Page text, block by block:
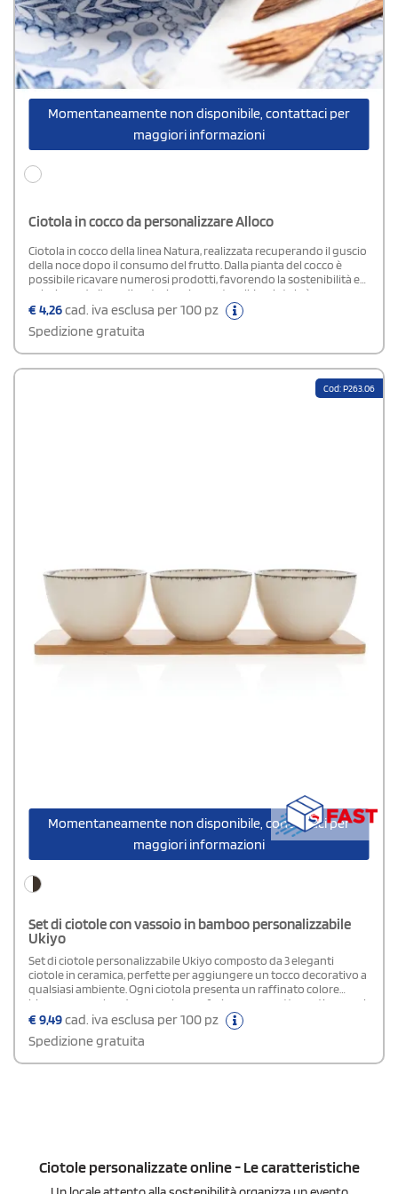
Momentaneamente non disponibile, contattaci per
maggiori informazioni
Ciotola in cocco da personalizzare Alloco
Ciotola in cocco della linea Natura, realizzata recuperando il guscio
della noce dopo il consumo del frutto. Dalla pianta del cocco è
possibile ricavare numerosi prodotti, favorendo la sostenibilità e
valorizzando l’uso di materie prime naturali. La ciotola è
confezionata in un’elegante scatola eco-design, ideale come dono
€4,26cad. iva esclusa per 100 pz
Spedizione gratuita
Cod: P263.06
Momentaneamente non disponibile, contattaci per
maggiori informazioni
Set di ciotole con vassoio in bamboo personalizzabile
Ukiyo
Set di ciotole personalizzabile Ukiyo composto da 3 eleganti
ciotole in ceramica, perfette per aggiungere un tocco decorativo a
qualsiasi ambiente. Ogni ciotola presenta un raffinato colore
bianco con un bordo nero, che conferisce un aspetto rustico ma al
tempo stesso delicato ed elegante. Il design minimalista le rende
ideali per ambienti moderni e stilosi. Il set include anche un
elegante vassoio in bambù, perfetto per servire snack e patatine.
Le ciotole hanno un diametro di 13 cm e un'altezza di 8 cm.
€9,49cad. iva esclusa per 100 pz
Spedizione gratuita
Ciotole personalizzate online - Le caratteristiche